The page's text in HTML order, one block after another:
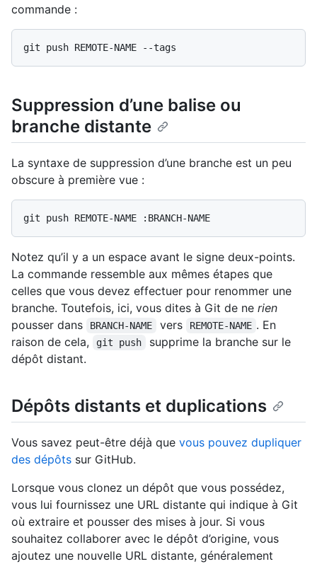
commande :
Suppression d’une balise ou
branche distante
La syntaxe de suppression d’une branche est un peu
obscure à première vue :
Notez qu’il y a un espace avant le signe deux-points.
La commande ressemble aux mêmes étapes que
celles que vous devez effectuer pour renommer une
branche. Toutefois, ici, vous dites à Git de ne rien
pousser dans
BRANCH-NAME vers REMOTE-NAME . En
raison de cela,
git push
supprime la branche sur le
dépôt distant.
Dépôts distants et duplications
Vous savez peut-être déjà que vous pouvez dupliquer
des dépôts sur GitHub.
Lorsque vous clonez un dépôt que vous possédez,
vous lui fournissez une URL distante qui indique à Git
où extraire et pousser des mises à jour. Si vous
souhaitez collaborer avec le dépôt d’origine, vous
ajoutez une nouvelle URL distante, généralement